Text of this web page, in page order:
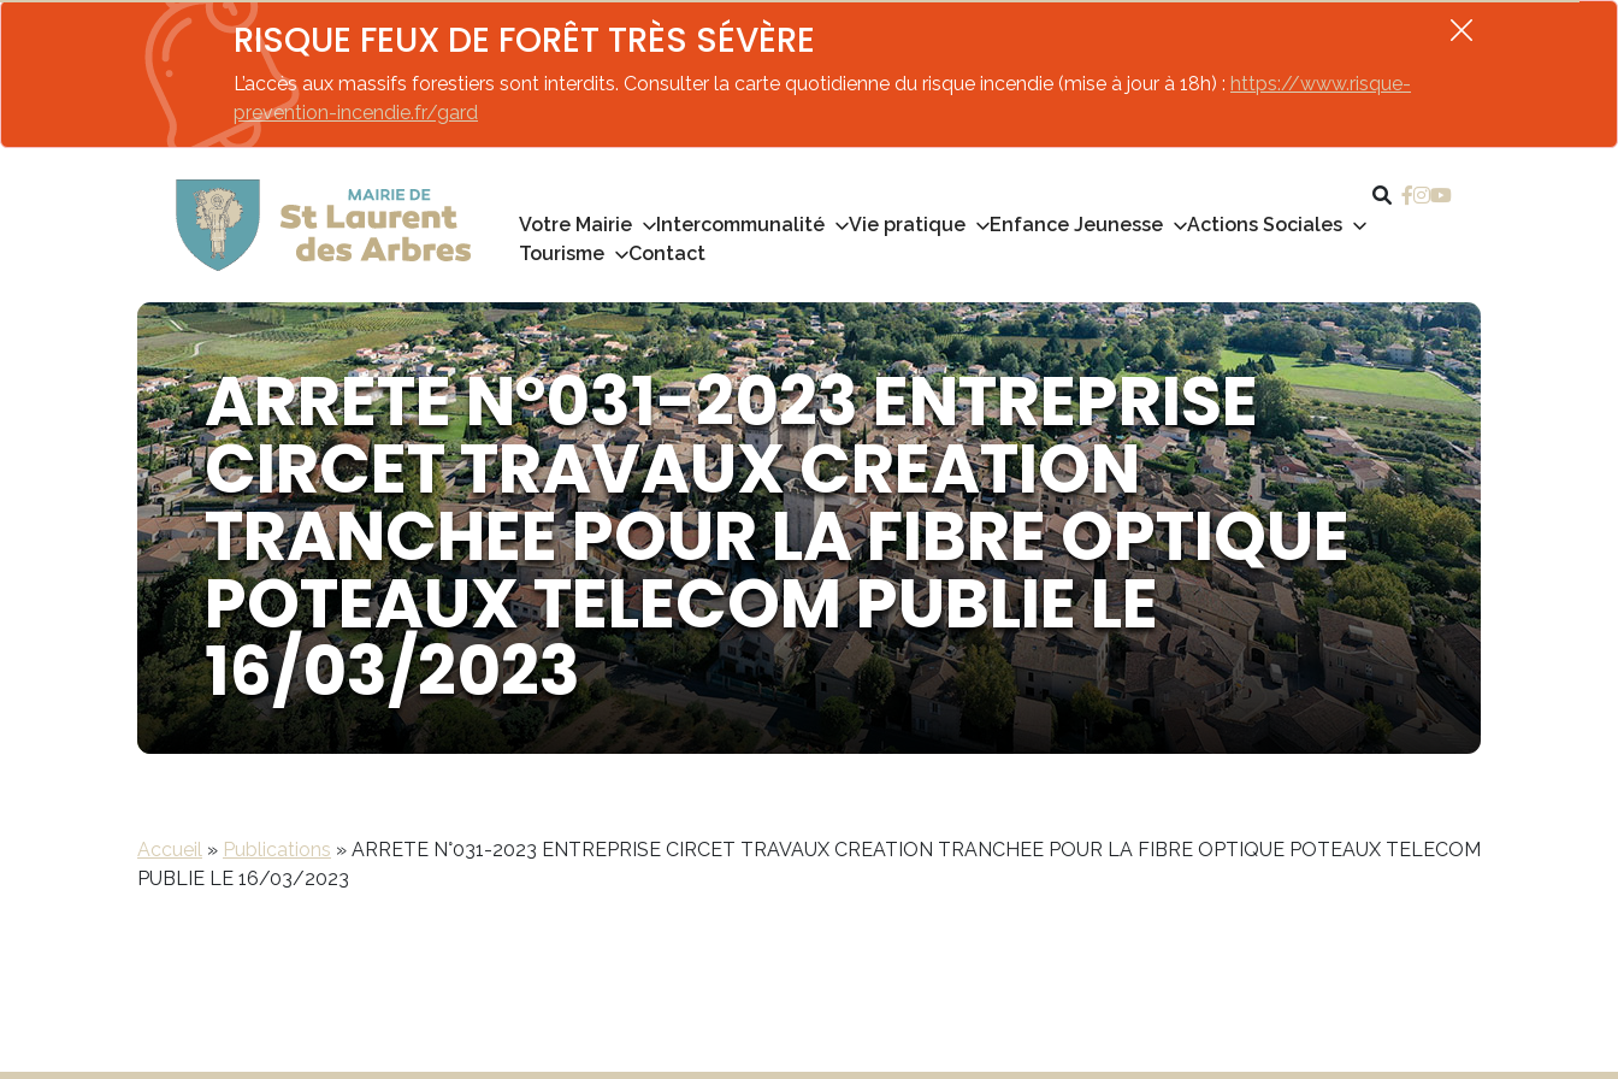
RISQUE FEUX DE FORÊT TRÈS SÉVÈRE
L’accès aux massifs forestiers sont interdits. Consulter la carte quotidienne du risque incendie (mise à jour à 18h) : https://www.risque-
prevention-incendie.fr/gard
Votre Mairie Intercommunalité Vie pratique Enfance Jeunesse
Actions Sociales
Tourisme
Contact
ARRETE N°031-2023 ENTREPRISE
CIRCET TRAVAUX CREATION
TRANCHEE POUR LA FIBRE OPTIQUE
POTEAUX TELECOM PUBLIE LE
16/03/2023
Accueil » Publications » ARRETE N°031-2023 ENTREPRISE CIRCET TRAVAUX CREATION TRANCHEE POUR LA FIBRE OPTIQUE POTEAUX TELECOM
PUBLIE LE 16/03/2023